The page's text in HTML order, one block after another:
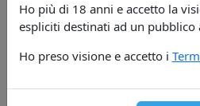
Ho più di 18 anni e accetto la
espliciti destinati ad un pubblico
Ho preso visione e accetto i
Per informazioni